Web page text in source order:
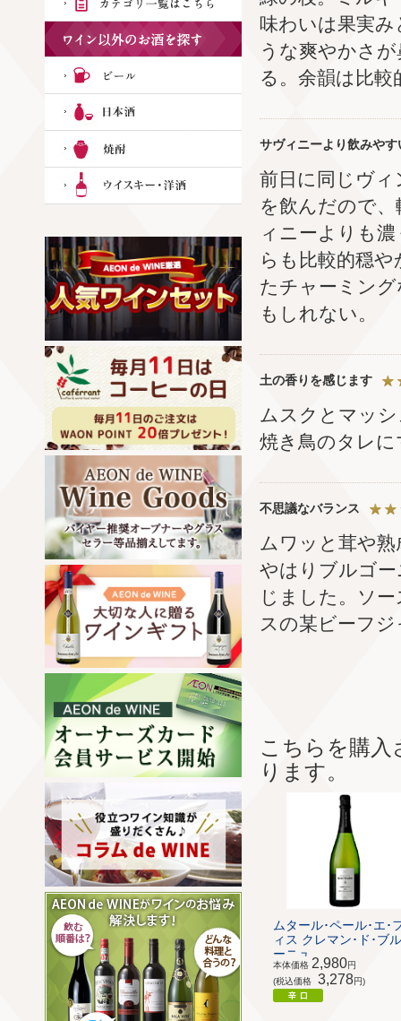
味わいは果実
うな爽やかさ
る。余韻は比較
サヴィニーより飲みや
前日に同じヴ
を飲んだので
ィニーよりも
らも比較的穏
たチャーミン
もしれない。
土の香りを感じます
ムスクとマッ
焼き鳥のタレ
不思議なバランス
ムワッと茸や
やはりブルゴ
じました。ソ
スの某ビーフ
こちらを購
ります。
ムタール･ペール･エ･
ィス クレマン･ド･ブ
ーニュ ...
本体価格 2,980円
(税込価格
3,278円)